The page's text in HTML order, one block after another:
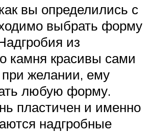
вы определились с
выбрать форму
из
камня красивы сами
желании, ему
любую форму.
пластичен и именно
надгробные